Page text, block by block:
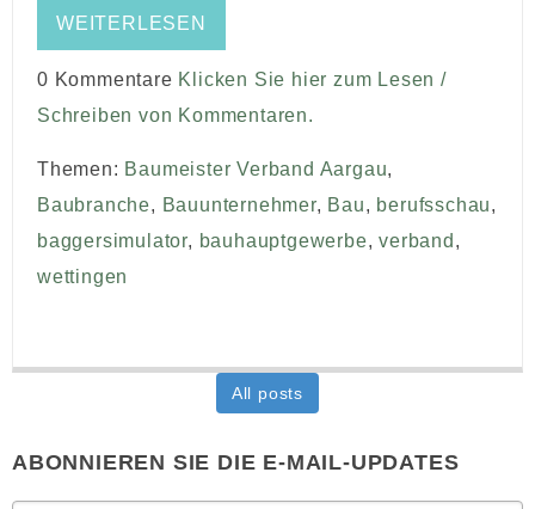
WEITERLESEN
0 Kommentare Klicken Sie hier zum Lesen /
Schreiben von Kommentaren.
Themen: Baumeister Verband Aargau,
Baubranche, Bauunternehmer, Bau, berufsschau,
baggersimulator, bauhauptgewerbe,verband ,
wettingen
All posts
ABONNIEREN SIE DIE E-MAIL-UPDATES